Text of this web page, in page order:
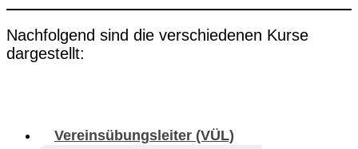
Nachfolgend sind die verschiedenen Kurse
dargestellt:
Vereinsübungsleiter (VÜL)